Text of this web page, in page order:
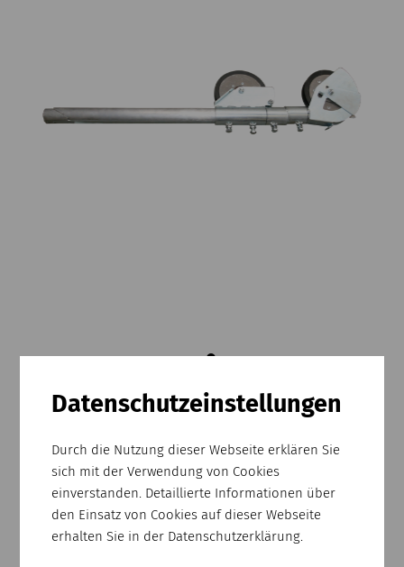
Datenschutz­einstellungen
Durch die Nutzung dieser Webseite erklären Sie
sich mit der Verwendung von Cookies
einverstanden. Detaillierte Informationen über
den Einsatz von Cookies auf dieser Webseite
erhalten Sie in der Datenschutzerklärung.